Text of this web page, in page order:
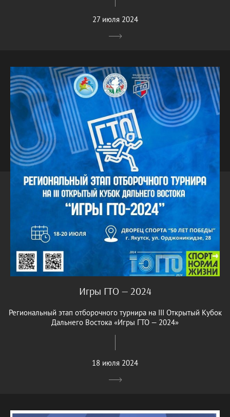
27 июля 2024
Игры ГТО — 2024
Региональный этап отборочного турнира на III Открытый Кубок
Дальнего Востока «Игры ГТО — 2024»
18 июля 2024